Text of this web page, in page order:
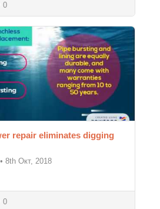
0
repair eliminates digging
• 8th Окт, 2018
0